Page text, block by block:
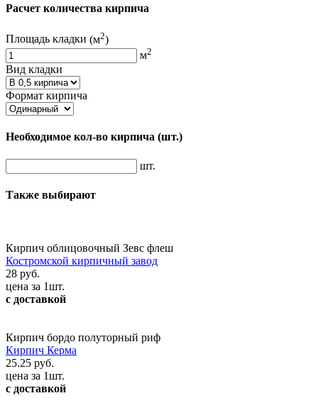
Расчет количества кирпича
Площадь кладки (м2)
м2
Вид кладки
Формат кирпича
Необходимое кол-во кирпича (шт.)
шт.
Также выбирают
Кирпич облицовочный Зевс флеш
Костромской кирпичный завод
28 руб.
цена за 1шт.
с доставкой
Кирпич бордо полуторный риф
Кирпич Керма
25.25 руб.
цена за 1шт.
с доставкой